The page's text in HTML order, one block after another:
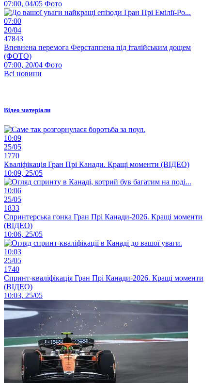
07:00, 04/05 Фото
07:00
20/04
47843
Впевнена перемога Ферстаппена під італійським дощем
(ФОТО)
07:00, 20/04 Фото
Всі новини
Відео матеріали
10:09
25/05
1770
Кваліфікація Гран Прі Канади. Кращі моменти (ВІДЕО)
10:09, 25/05
10:06
25/05
1833
Спринтерська гонка Гран Прі Канади-2026. Кращі моменти
(ВІДЕО)
10:06, 25/05
10:03
25/05
1740
Спринт-кваліфікація Гран Прі Канади-2026. Кращі моменти
(ВІДЕО)
10:03, 25/05